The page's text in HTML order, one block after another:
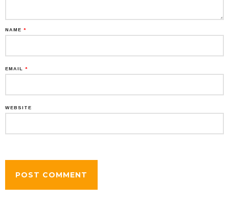
NAME *
EMAIL *
WEBSITE